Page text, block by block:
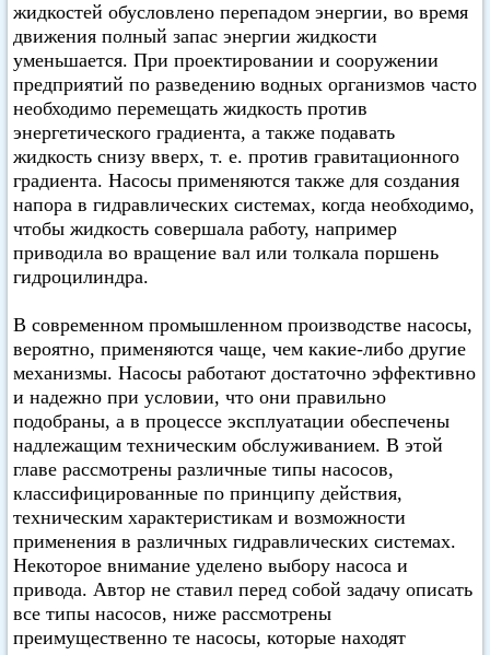
жидкостей обусловлено перепадом энергии, во время
движения полный запас энергии жидкости
уменьшается. При проектировании и сооружении
предприятий по разведению водных организмов часто
необходимо перемещать жидкость против
энергетического градиента, а также подавать
жидкость снизу вверх, т. е. против гравитационного
градиента. Насосы применяются также для создания
напора в гидравлических системах, когда необходимо,
чтобы жидкость совершала работу, например
приводила во вращение вал или толкала поршень
гидроцилиндра.
В современном промышленном производстве насосы,
вероятно, применяются чаще, чем какие-либо другие
механизмы. Насосы работают достаточно эффективно
и надежно при условии, что они правильно
подобраны, а в процессе эксплуатации обеспечены
надлежащим техническим обслуживанием. В этой
главе рассмотрены различные типы насосов,
классифицированные по принципу действия,
техническим характеристикам и возможности
применения в различных гидравлических системах.
Некоторое внимание уделено выбору насоса и
привода. Автор не ставил перед собой задачу описать
все типы насосов, ниже рассмотрены
преимущественно те насосы, которые находят